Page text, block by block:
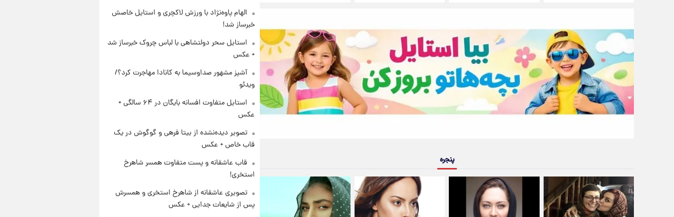
پنجره
الهام پاوه‌نژاد با ورزش لاکچری و استایل خاصش
خبرساز شد!
استایل سحر دولتشاهی با لباس چروک خبرساز شد
+ عکس
آشپز مشهور صداوسیما به کانادا مهاجرت کرد؟/
ویدئو
استایل متفاوت افسانه بایگان در ۶۴ سالگی +
عکس
تصویر دیده‌نشده از بیتا فرهی و گوگوش در یک
قاب خاص + عکس
قاب عاشقانه و پست متفاوت همسر شاهرخ
استخری!
تصویری عاشقانه از شاهرخ استخری و همسرش
پس از شایعات جدایی + عکس